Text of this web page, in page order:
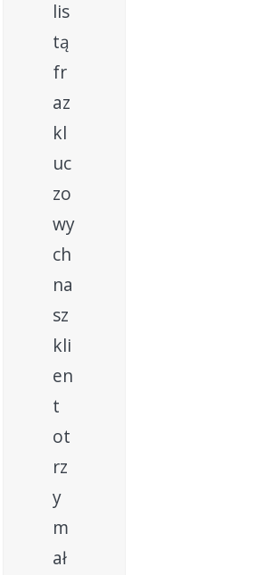
lis
tą
fr
az
kl
uc
zo
wy
ch
na
sz
kli
en
t
ot
rz
y
m
ał